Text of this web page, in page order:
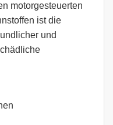
motorgesteuerten
ist die
und